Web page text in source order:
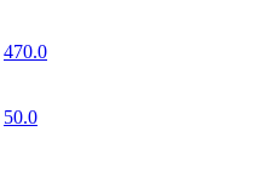
470.0
50.0